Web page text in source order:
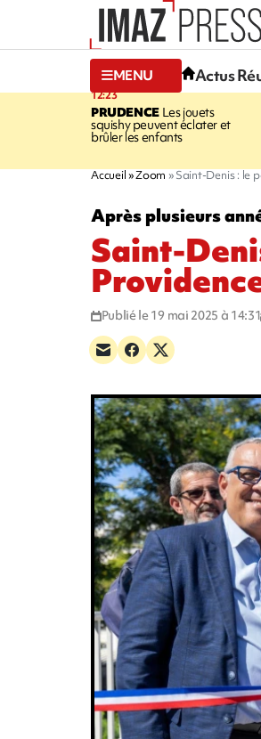
MENU Actus
12:23
PRUDENCELes jouets
squishy peuvent éclater et
brûler les enfants
Accueil Zoom Saint-Denis : le
Après plusieurs
Saint-
Publié le 19 mai 2025 à 14:31